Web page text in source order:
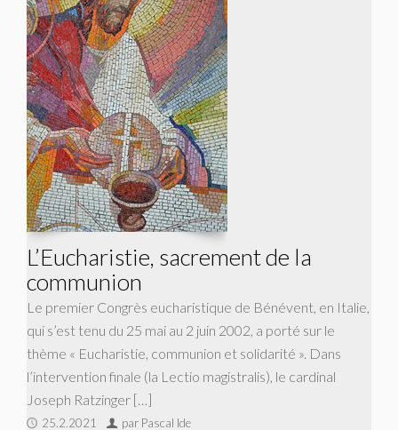
L’Eucharistie, sacrement de la
communion
Le premier Congrès eucharistique de Bénévent, en Italie,
qui s’est tenu du 25 mai au 2 juin 2002, a porté sur le
thème « Eucharistie, communion et solidarité ». Dans
l’intervention finale (la Lectio magistralis), le cardinal
Joseph Ratzinger […]
25.2.2021 par Pascal Ide